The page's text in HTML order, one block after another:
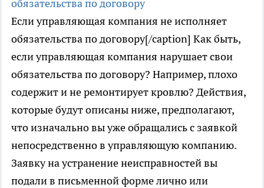
Если управляющая компания не исполняет
обязательства по договору[/caption] Как быть,
если управляющая компания нарушает свои
обязательства по договору? Например, плохо
содержит и не ремонтирует кровлю? Действия,
которые будут описаны ниже, предполагают,
что изначально вы уже обращались с заявкой
непосредственно в управляющую компанию.
Заявку на устранение неисправностей вы
подали в письменной форме лично или